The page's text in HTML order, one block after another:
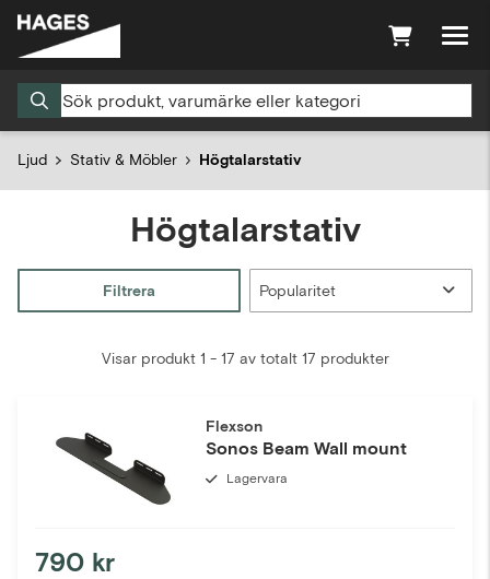
Ljud Stativ & Möbler Högtalarstativ
Högtalarstativ
Filtrera
Visar produkt 1 - 17 av totalt 17 produkter
Flexson
Sonos Beam Wall mount
Lagervara
790 kr